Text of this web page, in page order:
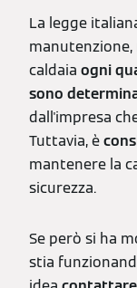
La legge
manutenzione,
caldaia ogni
sono
dall'impresa
Tuttavia, è
mantenere la
sicurezza.
Se però si ha
stia